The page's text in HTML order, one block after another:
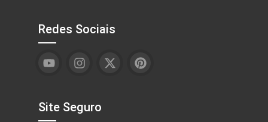
Redes Sociais
Site Seguro